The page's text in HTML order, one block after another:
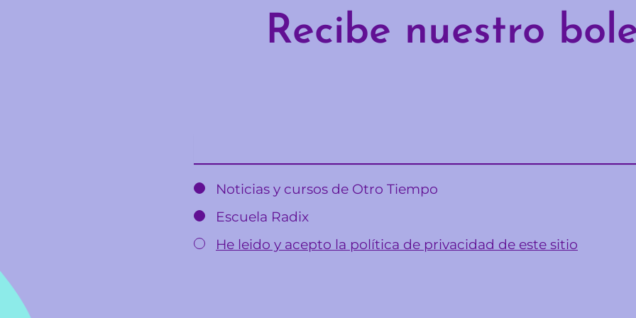
Recibe nuestro
Noticias y cursos de Otro Tiempo
Escuela Radix
He leido y acepto la política de privacidad de este sitio